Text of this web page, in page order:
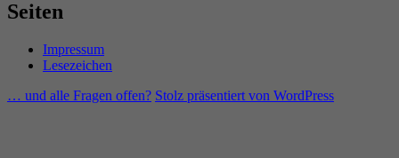
Seiten
Impressum
Lesezeichen
… und alle Fragen offen? Stolz präsentiert von WordPress